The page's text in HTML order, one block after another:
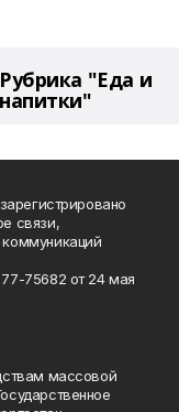
Рубрика "Еда и
напитки"
связи,
75682 от 24 мая
массовой